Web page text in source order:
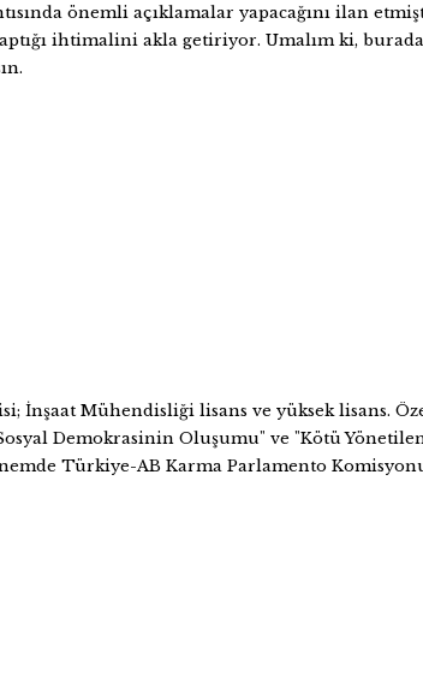
önemli açıklamalar yapacağını ilan
ihtimalini akla getiriyor. Umalım ki,
İnşaat Mühendisliği lisans ve yüksek lisans.
Demokrasinin Oluşumu" ve "Kötü
Türkiye-AB Karma Parlamento